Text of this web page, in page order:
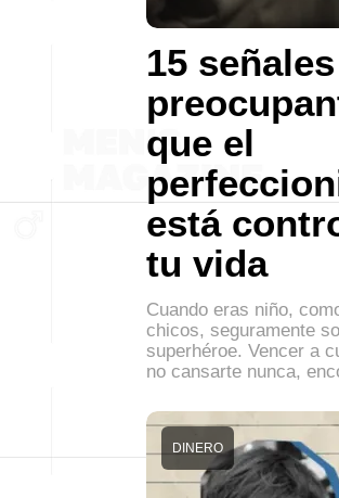
15 señales
que el
está
tu vida
Cuando eras niño,
chicos, seguramente
superhéroe. Vencer a
no cansarte nunca,
DINERO